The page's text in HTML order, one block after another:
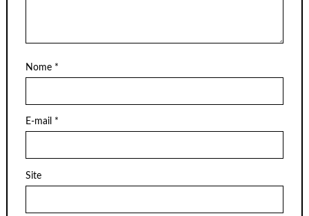
Nome *
E-mail *
Site